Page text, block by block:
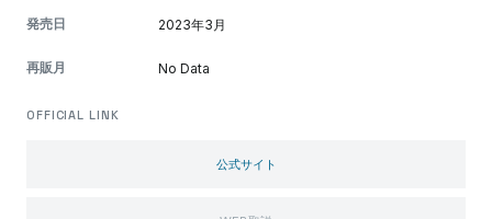
発売日 2023年3月
再販月 No Data
OFFICIAL LINK
公式サイト